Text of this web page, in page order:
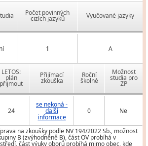
Počet povinných
cizích jazyků Vyučované jazyky
1 A
LETOS:
plán
přijmout
Přijímací
zkouška
Roční
školné
Možnost
studia pro
ZP
24
se nekoná -
další
informace
0 Ne
na zkoušky podle NV 194/2022 Sb., možnost
B (zvýhodněně B), část OV probíhá v
část výuky oborů probíhá mimo obec, kde